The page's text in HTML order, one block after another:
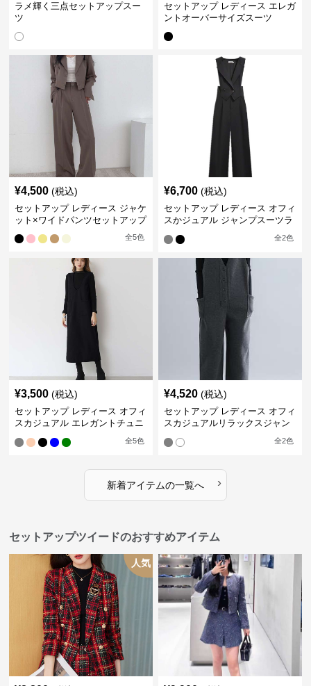
ラメ輝く三点セットアップスー
ツ
セットアップ レディース エレガ
ントオーバーサイズスーツ
¥4,500 (税込)
セットアップ レディース ジャケ
ット×ワイドパンツセットアップ
全5色
¥6,700 (税込)
セットアップ レディース オフィ
スかジュアル ジャンプスーツラ
全2色
¥3,500 (税込)
セットアップ レディース オフィ
スカジュアル エレガントチュニ
全5色
¥4,520 (税込)
セットアップ レディース オフィ
スカジュアルリラックスジャン
全2色
新着アイテムの一覧へ ›
セットアップツイードのおすすめアイテム
人気